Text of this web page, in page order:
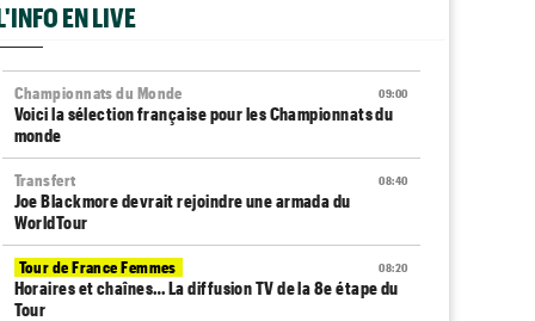
EN LIVE
09:00
Championnats du Monde
Voici la sélection française pour les Championnats du
monde
08:40
Transfert
Joe Blackmore devrait rejoindre une armada du
WorldTour
08:20
Tour de France Femmes
Horaires et chaînes… La diffusion TV de la 8e étape du
Tour